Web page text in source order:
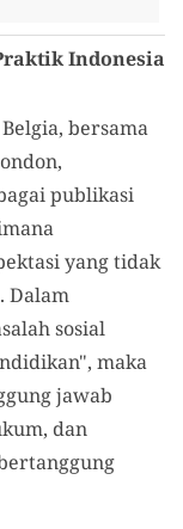
Indonesia
bersama
publikasi
yang tidak
Dalam
sosial
maka
jawab
dan